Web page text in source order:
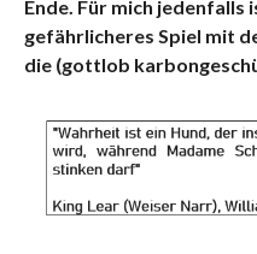
Ende. Für mich jedenfalls
gefährlicheres Spiel mit
die (gottlob